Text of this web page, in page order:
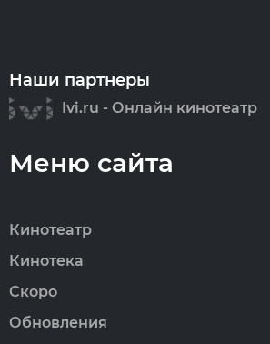
Наши партнеры
Ivi.ru - Онлайн кинотеатр
Меню сайта
Кинотеатр
Кинотека
Скоро
Обновления